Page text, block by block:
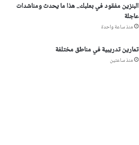
البنزين مفقود في بعلبك.. هذا ما يحدث ومناشدات
عاجلة
منذ ساعة واحدة
تمارين تدريبية في مناطق مختلفة
منذ ساعتين